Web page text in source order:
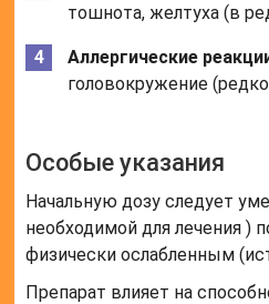
тошнота, желтуха (в
Аллергические
головокружение
Особые указания
Начальную дозу следует
необходимой для лечения
физически ослабленным
Препарат влияет на